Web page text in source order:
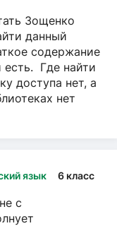
Зощенко
данный
содержание
Где найти
доступа нет, а
нет
язык 6 класс
с